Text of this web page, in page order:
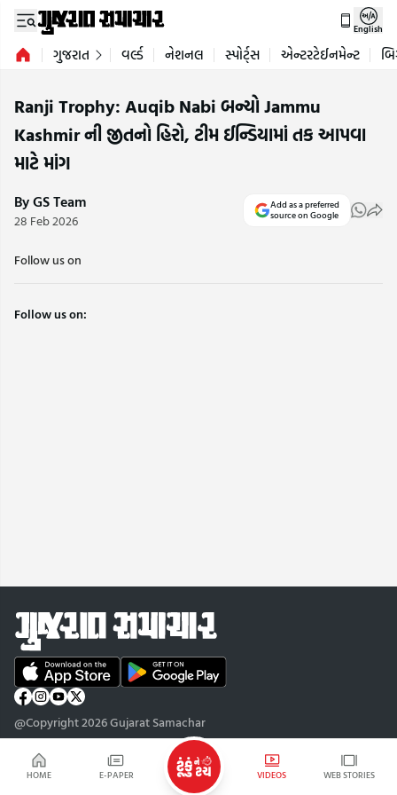
HOME E-PAPER VIDEOS WEB STORIES
English
ગુજરાત વર્લ્ડ નેશનલ સ્પોર્ટ્સ એન્ટરટેઈનમેન્ટ
Ranji Trophy: Auqib Nabi બન્યો Jammu
Kashmir ની જીતનો હિરો, ટીમ ઈન્ડિયામાં તક આપવા
માટે માંગ
By GS Team
28 Feb 2026
Add as a preferred
source on Google
Follow us on
Follow us on:
@Copyright 2026 Gujarat Samachar